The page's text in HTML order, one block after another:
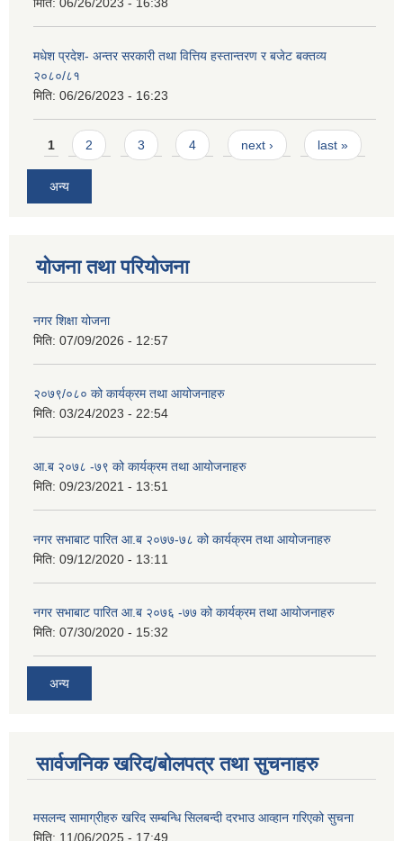
मिति: 06/26/2023 - 16:38
मधेश प्रदेश- अन्तर सरकारी तथा वित्तिय हस्तान्तरण र बजेट बक्तव्य
२०८०/८१
मिति: 06/26/2023 - 16:23
Pages
1 2 3 4 next › last »
अन्य
योजना तथा परियोजना
नगर शिक्षा योजना
मिति: 07/09/2026 - 12:57
२०७९/०८० को कार्यक्रम तथा आयोजनाहरु
मिति: 03/24/2023 - 22:54
आ.ब २०७८ -७९ को कार्यक्रम तथा आयोजनाहरु
मिति: 09/23/2021 - 13:51
नगर सभाबाट पारित आ.ब २०७७-७८ को कार्यक्रम तथा आयोजनाहरु
मिति: 09/12/2020 - 13:11
नगर सभाबाट पारित आ.ब २०७६ -७७ को कार्यक्रम तथा आयोजनाहरु
मिति: 07/30/2020 - 15:32
अन्य
सार्वजनिक खरिद/बोलपत्र तथा सुचनाहरु
मसलन्द सामाग्रीहरु खरिद सम्बन्धि सिलबन्दी दरभाउ आव्हान गरिएको सुचना
मिति: 11/06/2025 - 17:49